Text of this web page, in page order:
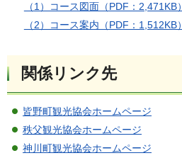
（1）コース図面（PDF：2,471KB）
（2）コース案内（PDF：1,512KB）
関係リンク先
皆野町観光協会ホームページ
秩父観光協会ホームページ
神川町観光協会ホームページ